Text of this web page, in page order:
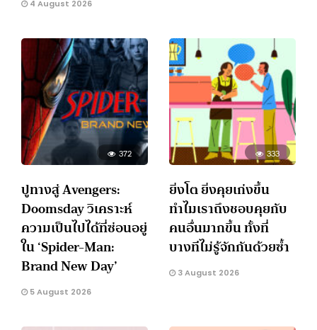
4 August 2026
372
ปูทางสู่ Avengers:
Doomsday วิเคราะห์
ความเป็นไปได้ที่ซ่อนอยู่
ใน ‘Spider-Man:
Brand New Day’
5 August 2026
333
ยิ่งโต ยิ่งคุยเก่งขึ้น
ทำไมเราถึงชอบคุยกับ
คนอื่นมากขึ้น ทั้งที่
บางทีไม่รู้จักกันด้วยซ้ำ
3 August 2026